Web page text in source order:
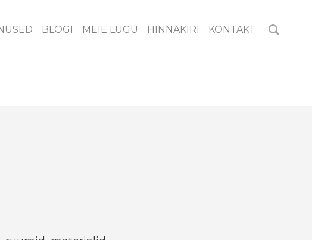
BLOGI MEIE LUGU HINNAKIRI KONTAKT